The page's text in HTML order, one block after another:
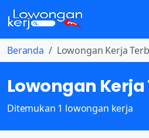
Beranda Lowongan Kerja
Lowongan
Ditemukan 1 lowongan kerja